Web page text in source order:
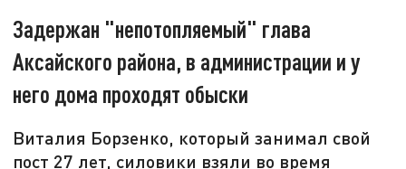
Задержан "непотопляемый" глава
Аксайского района, в администрации и у
него дома проходят обыски
Виталия Борзенко, который занимал свой
пост 27 лет, силовики взяли во время